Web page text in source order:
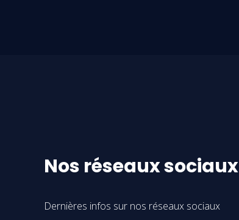
Nos réseaux sociaux
Dernières infos sur nos réseaux sociaux